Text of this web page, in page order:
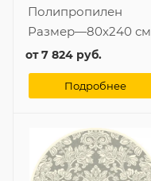
Полипропилен
Размер—80x240 см
от7 824 руб.
Подробнее